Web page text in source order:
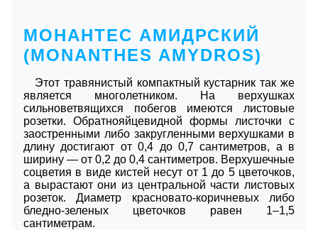
МОНАНТЕС АМИДРСКИЙ
(MONANTHES AMYDROS)
Этот травянистый компактный кустарник так же
является многолетником. На верхушках
сильноветвящихся побегов имеются листовые
розетки. Обратнояйцевидной формы листочки с
заостренными либо закругленными верхушками в
длину достигают от 0,4 до 0,7 сантиметров, а в
ширину ― от 0,2 до 0,4 сантиметров. Верхушечные
соцветия в виде кистей несут от 1 до 5 цветочков,
а вырастают они из центральной части листовых
розеток. Диаметр красновато-коричневых либо
бледно-зеленых цветочков равен 1–1,5
сантиметрам.